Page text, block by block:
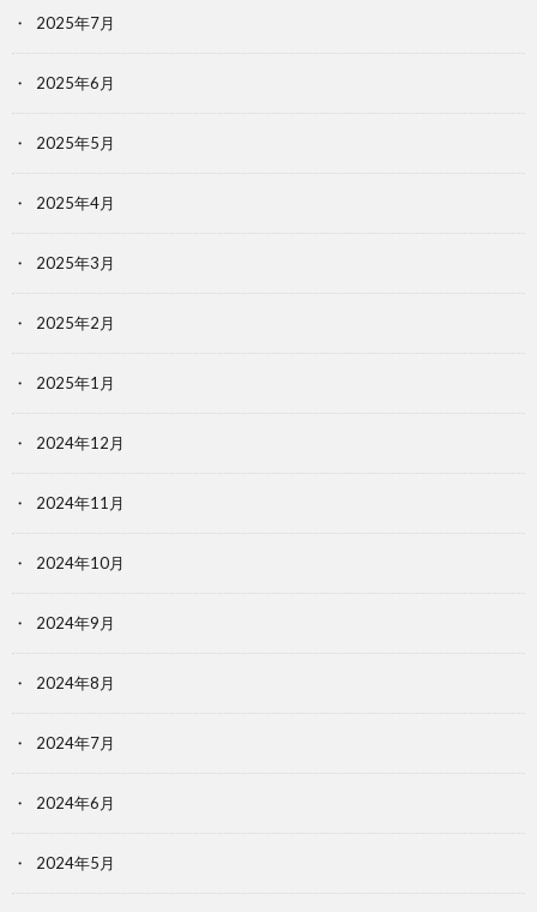
2025年7月
2025年6月
2025年5月
2025年4月
2025年3月
2025年2月
2025年1月
2024年12月
2024年11月
2024年10月
2024年9月
2024年8月
2024年7月
2024年6月
2024年5月